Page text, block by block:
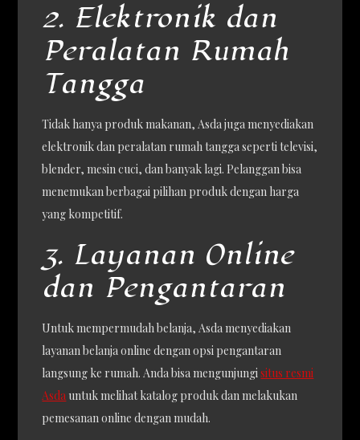
2. Elektronik dan
Peralatan Rumah
Tangga
Tidak hanya produk makanan, Asda juga menyediakan
elektronik dan peralatan rumah tangga seperti televisi,
blender, mesin cuci, dan banyak lagi. Pelanggan bisa
menemukan berbagai pilihan produk dengan harga
yang kompetitif.
3. Layanan Online
dan Pengantaran
Untuk mempermudah belanja, Asda menyediakan
layanan belanja online dengan opsi pengantaran
langsung ke rumah. Anda bisa mengunjungisitus resmi
Asda untuk melihat katalog produk dan melakukan
pemesanan online dengan mudah.